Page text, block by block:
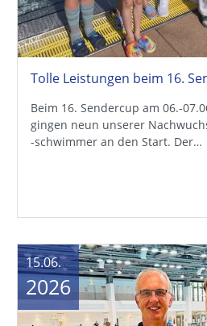
Beim 16. Sendercup am 06.-
gingen neun unserer
-schwimmer an den Start. Der…
15.06.
2026